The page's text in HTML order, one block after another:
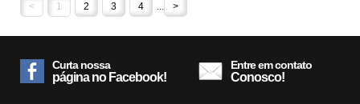
< 1 2 3 4 ... >
Curta nossa
página no Facebook!
Entre em contato
Conosco!